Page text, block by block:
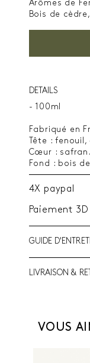
Arômes de
Bois de
DETAILS
- 100ml
Fabriqué en
Tête :
Cœur : safran.
Fond : bois
4X paypal
Paiement
GUIDE
LIVRAISON &
VOUS